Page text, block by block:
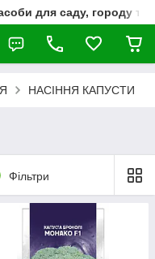
для саду, городу та
НАСІННЯ КАПУСТИ
Фільтри